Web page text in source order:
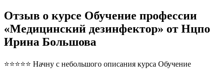
Отзыв о курсе Обучение профессии
«Медицинский дезинфектор» от Нцпо
Ирина Большова
⭐⭐⭐⭐⭐ Начну с небольшого описания курса Обучение